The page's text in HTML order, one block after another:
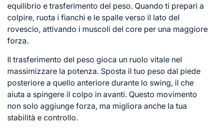
equilibrio e trasferimento del peso. Quando ti prepari a
colpire, ruota i fianchi e le spalle verso il lato del
rovescio, attivando i muscoli del core per una maggiore
forza.
Il trasferimento del peso gioca un ruolo vitale nel
massimizzare la potenza. Sposta il tuo peso dal piede
posteriore a quello anteriore durante lo swing, il che
aiuta a spingere il colpo in avanti. Questo movimento
non solo aggiunge forza, ma migliora anche la tua
stabilità e controllo.